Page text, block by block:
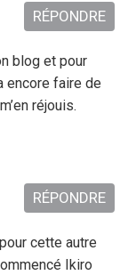
blog et pour
encore faire de
réjouis.
RÉPONDRE
cette autre
Ikiro
RÉPONDRE